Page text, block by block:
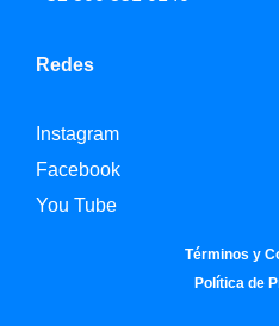
Redes
Instagram
Facebook
You Tube
Términos y
Política de